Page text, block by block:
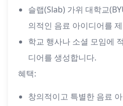
슬랩(Slab) 가위 대학교
의적인 음료 아이디어를
학교 행사나 소셜 모임에
디어를 생성합니다.
혜택:
창의적이고 특별한 음료